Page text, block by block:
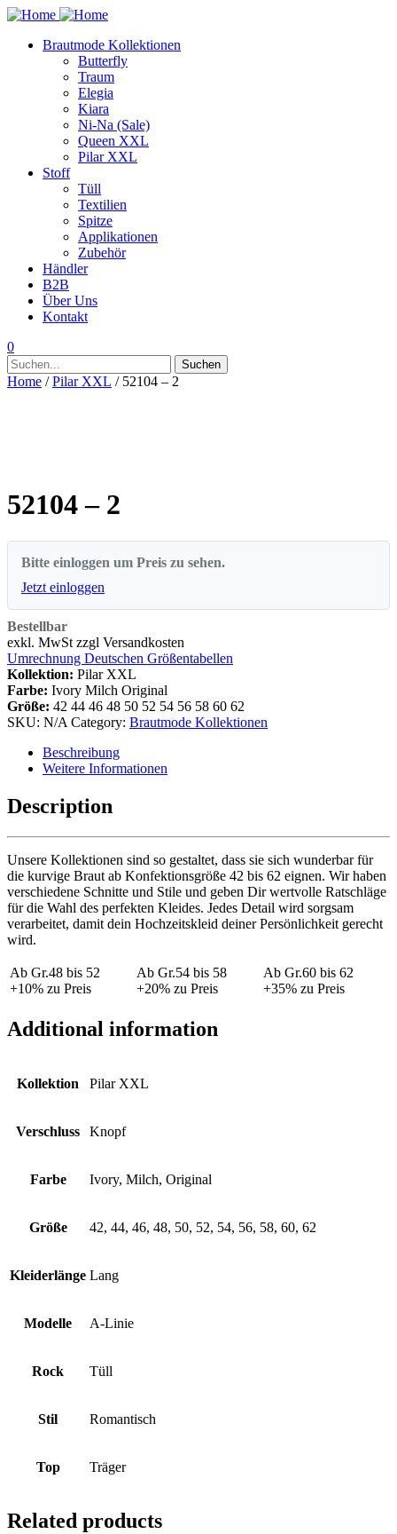
Brautmode Kollektionen
Butterfly
Traum
Elegia
Kiara
Ni-Na (Sale)
Queen XXL
Pilar XXL
Stoff
Tüll
Textilien
Spitze
Applikationen
Zubehör
Händler
B2B
Über Uns
Kontakt
0
Suchen
nach:
Suchen
Home /Pilar XXL / 52104 – 2
52104 – 2
Bitte einloggen um Preis zu sehen.
Jetzt einloggen
Bestellbar
exkl. MwSt zzgl Versandkosten
Umrechnung Deutschen Größentabellen
Kollektion: Pilar XXL
Farbe: Ivory Milch Original
Größe: 42 44 46 48 50 52 54 56 58 60 62
SKU: N/A Category: Brautmode Kollektionen
Beschreibung
Weitere Informationen
Description
Unsere Kollektionen sind so gestaltet, dass sie sich wunderbar für
die kurvige Braut ab Konfektionsgröße 42 bis 62 eignen. Wir haben
verschiedene Schnitte und Stile und geben Dir wertvolle Ratschläge
für die Wahl des perfekten Kleides. Jedes Detail wird sorgsam
verarbeitet, damit dein Hochzeitskleid deiner Persönlichkeit gerecht
wird.
Ab Gr.48 bis 52
+10% zu Preis
Ab Gr.54 bis 58
+20% zu Preis
Ab Gr.60 bis 62
+35% zu Preis
Additional information
Kollektion Pilar XXL
Verschluss Knopf
Farbe Ivory, Milch, Original
Größe 42, 44, 46, 48, 50, 52, 54, 56, 58, 60, 62
Kleiderlänge Lang
Modelle A-Linie
Rock Tüll
Stil Romantisch
Top Träger
Related products